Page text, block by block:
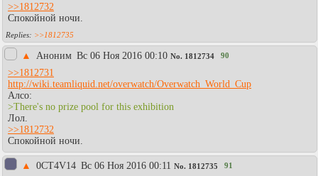
>>1812732
Спокойной ночи.
>>1812735
▲ Аноним Вc 06 Ноя 2016 00:10 No. 1812734 90
>>1812731
http://wiki.teamliquid.net/overwatch/Overwatch_World_Cup
Алсо:
>There's no prize pool for this exhibition
Лол.
>>1812732
Спокойной ночи.
▲ 0CT4V14 Вc 06 Ноя 2016 00:11 No. 1812735 91